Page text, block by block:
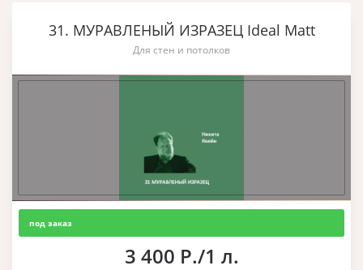
31. МУРАВЛЕНЫЙ ИЗРАЗЕЦ Ideal Matt
Для стен и потолков
под заказ
3 400 Р./1 л.